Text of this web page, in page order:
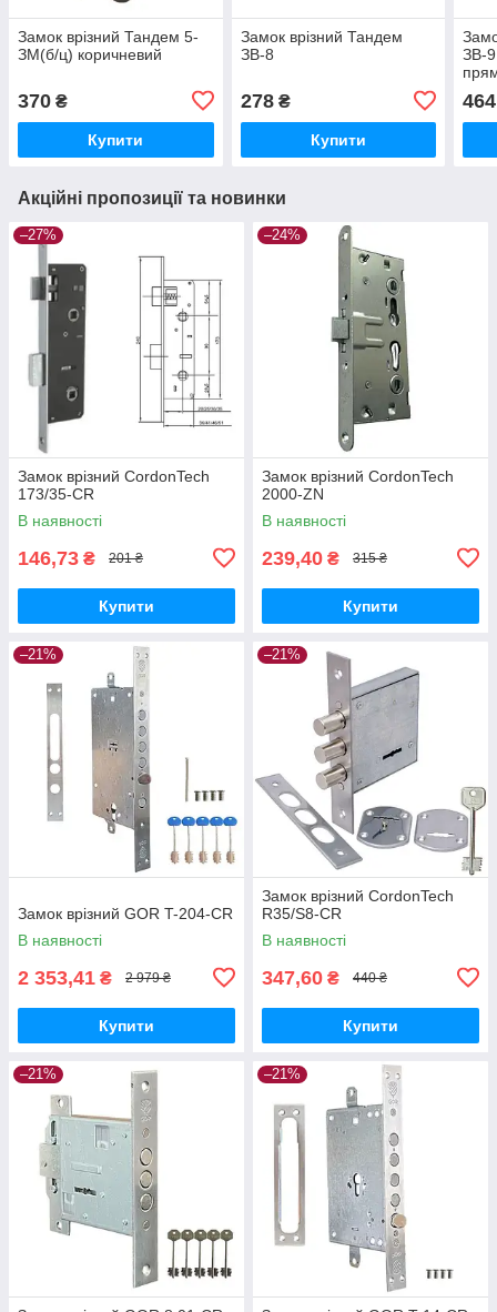
Замок врізний Тандем 5-
ЗМ(б/ц) коричневий
370 ₴
Купити
Замок врізний Тандем
ЗВ-8
278₴
Купити
ЗВ-
464
Акційні пропозиції та новинки
–27%
Замок врізний CordonTech
173/35-CR
В наявності
146,73 ₴ 201 ₴
Купити
–24%
Замок врізний CordonTech
2000-ZN
В наявності
239,40 ₴ 315 ₴
Купити
–21%
Замок врізний GOR T-204-CR
В наявності
2 353,41 ₴ 2 979 ₴
Купити
–21%
Замок врізний CordonTech
R35/S8-CR
В наявності
347,60 ₴ 440 ₴
Купити
–21% –21%